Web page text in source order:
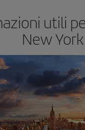
utili
New York